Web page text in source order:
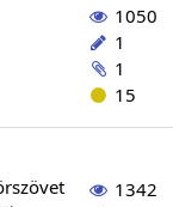
1050
1
1
15
1342